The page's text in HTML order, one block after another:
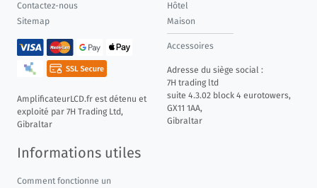
Contactez-nous
Sitemap
AmplificateurLCD.fr est détenu et
exploité par 7H Trading Ltd,
Gibraltar
Hôtel
Maison
Accessoires
Adresse du siège social :
7H trading ltd
suite 4.3.02 block 4 eurotowers,
GX11 1AA,
Gibraltar
Informations utiles
Comment fonctionne un